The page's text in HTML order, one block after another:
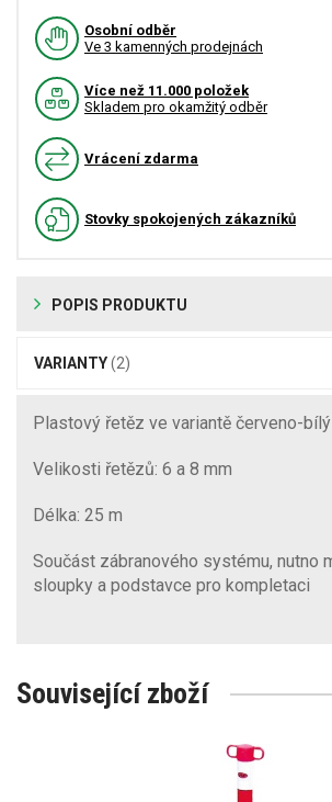
Osobní odběr
Ve 3 kamenných prodejnách
Více než 11.000 položek
Skladem pro okamžitý odběr
Vrácení zdarma
Stovky spokojených zákazníků
POPIS PRODUKTU
VARIANTY(2)
Plastový řetěz ve variantě červeno-bílý
Velikosti řetězů: 6 a 8 mm
Délka: 25 m
Součást zábranového systému, nutno
sloupky a podstavce pro kompletaci
Související zboží